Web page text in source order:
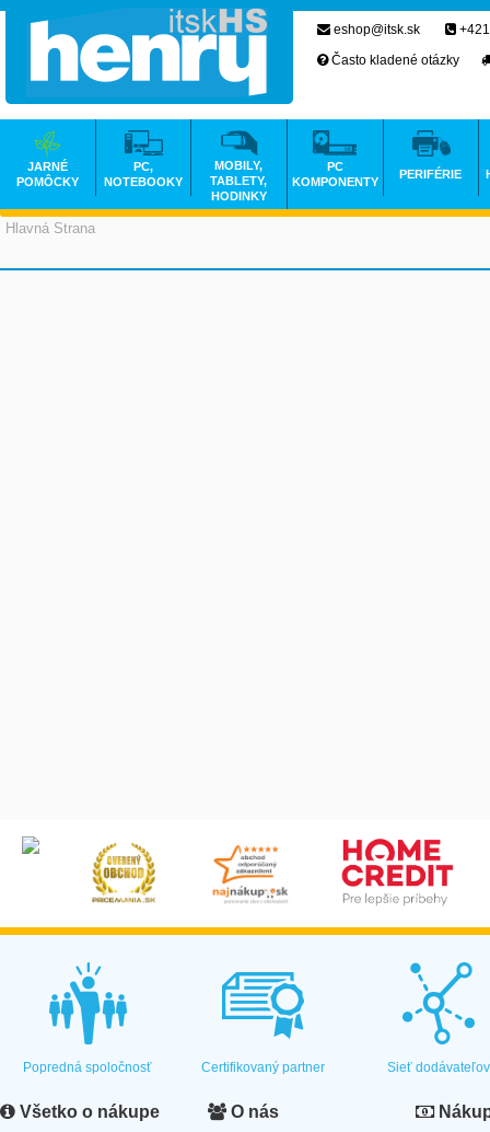
Hlavná Strana
eshop@itsk.sk
Často kladené otázky
JARNÉ
POMÔCKY
PC,
NOTEBOOKY
MOBILY,
TABLETY,
HODINKY
PC
KOMPONENTY
PERIFÉRIE
Popredná spoločnosť Certifikovaný partner Sieť dodávateľov
Všetko o nákupe O nás